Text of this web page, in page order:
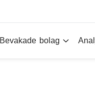
Bevakade bolag